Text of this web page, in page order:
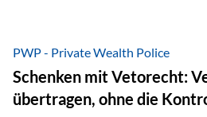
Vermögen verfügen können. Genau
Ausgangssituation bietet die
Vienna-Life eine durchdachte
Ausgangssituation Stellen Sie sich
PWP - Private Wealth Police
Schenken mit Vetorecht:
übertragen, ohne die